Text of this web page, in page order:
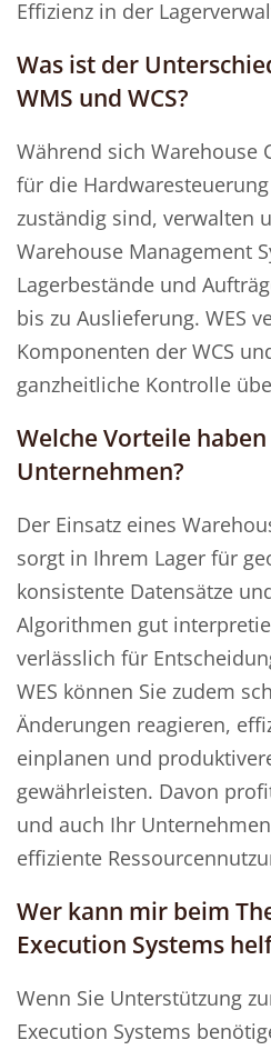
Effizienz in der
Was ist der
WMS und WCS?
Während sich Warehouse
für die
zuständig sind, verwalten
Warehouse Management
Lagerbestände und
bis zu Auslieferung. WES
Komponenten der WCS
ganzheitliche Kontrolle
Welche Vorteile
Unternehmen?
Der Einsatz eines
sorgt in Ihrem Lager für
konsistente Datensätze
Algorithmen gut
verlässlich für
WES können Sie zudem
Änderungen reagieren,
einplanen und
gewährleisten. Davon
und auch Ihr
effiziente
Wer kann mir beim
Execution Systems
Wenn Sie Unterstützung
Execution Systems